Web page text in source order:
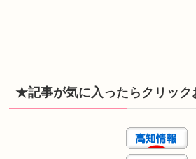
★記事が気に入ったらクリッ